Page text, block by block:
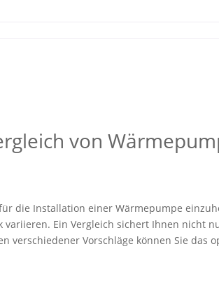
von
die Installation einer Wärmepumpe
variieren. Ein Vergleich sichert Ihnen nicht
verschiedener Vorschläge können Sie das